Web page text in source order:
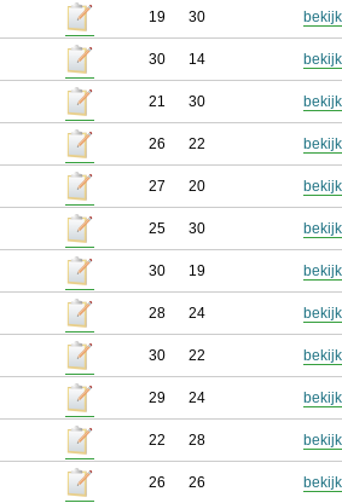
19 30
30 14
21 30
26 22
27 20
25 30
30 19
28 24
30 22
29 24
22 28
26 26